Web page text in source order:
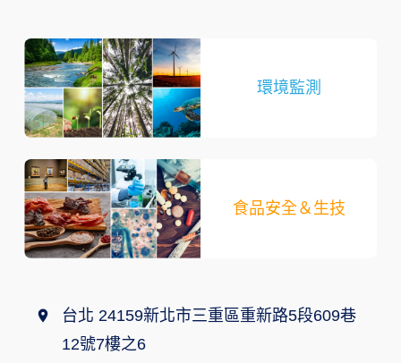
環境監測
食品安全＆生技
台北 24159新北市三重區重新路5段609巷
12號7樓之6